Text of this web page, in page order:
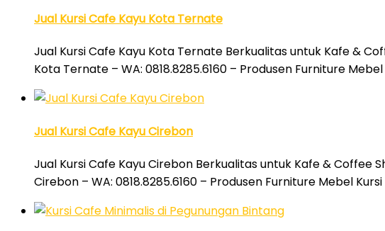
Jual Kursi Cafe Kayu Kota Ternate
Jual Kursi Cafe Kayu Kota Ternate Berkualitas untuk Kafe &
Kota Ternate – WA: 0818.8285.6160 – Produsen Furniture Mebel
Jual Kursi Cafe Kayu Cirebon
Jual Kursi Cafe Kayu Cirebon Berkualitas untuk Kafe & Coffee
Cirebon – WA: 0818.8285.6160 – Produsen Furniture Mebel Kursi